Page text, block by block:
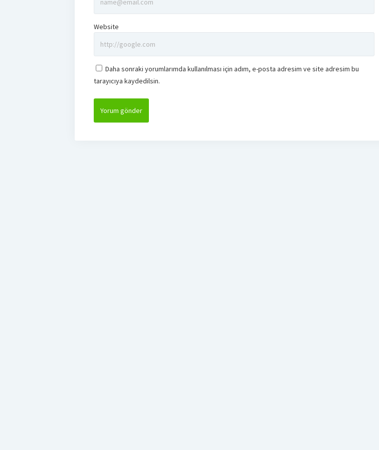
Website
Daha sonraki yorumlarımda kullanılması için adım, e-posta adresim ve site adresim bu
tarayıcıya kaydedilsin.